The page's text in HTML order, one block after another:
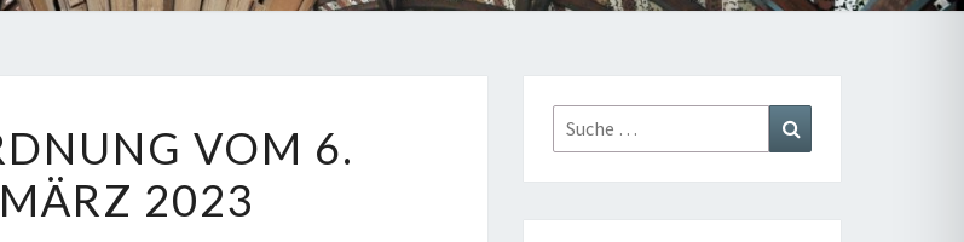
VOM 6.
2023
Suche
nach: